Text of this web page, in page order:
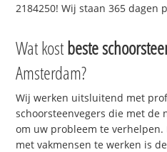
2184250! Wij staan 365 dagen
Wat kostbeste
Amsterdam?
Wij werken uitsluitend met
schoorsteenvegers die met de
om uw probleem te verhelpen.
met vakmensen te werken is